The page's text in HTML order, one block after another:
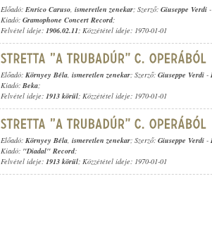
Előadó: Enrico Caruso, ismeretlen zenekar; Szerző: Giuseppe Verdi
Kiadó: Gramophone Concert Record;
Felvétel ideje: 1906.02.11; Közzététel ideje: 1970-01-01
Előadó: Környey Béla, ismeretlen zenekar; Szerző: Giuseppe Verdi -
Kiadó: Beka;
Felvétel ideje: 1913 körül; Közzététel ideje: 1970-01-01
Előadó: Környey Béla, ismeretlen zenekar; Szerző: Giuseppe Verdi -
Kiadó: "Diadal" Record;
Felvétel ideje: 1913 körül; Közzététel ideje: 1970-01-01